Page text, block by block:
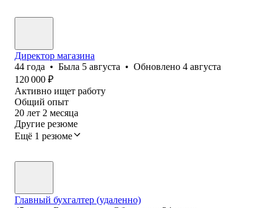
Директор магазина
44 года • Была 5 августа • Обновлено 4 августа
120 000 ₽
Активно ищет работу
Общий опыт
20 лет 2 месяца
Другие резюме
Ещё 1 резюме
Главный бухгалтер (удаленно)